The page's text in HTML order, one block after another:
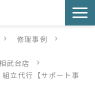
修理事例
武台店
立代行【サポート事